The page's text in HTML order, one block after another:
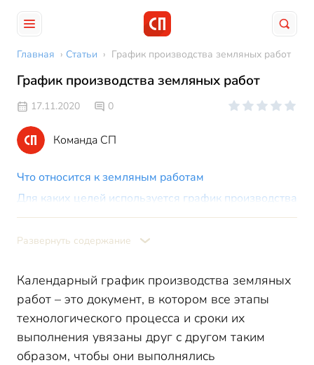
Главная › Статьи › График производства земляных работ
График производства земляных работ
17.11.2020 0
Команда СП
Что относится к земляным работам
Для каких целей используется график производства
График производства земляных работ – образец
Развернуть содержание
Календарный график производства земляных
работ – это документ, в котором все этапы
технологического процесса и сроки их
выполнения увязаны друг с другом таким
образом, чтобы они выполнялись